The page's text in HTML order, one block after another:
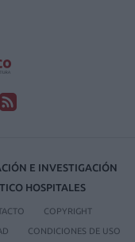
E INVESTIGACIÓN
HOSPITALES
COPYRIGHT
CONDICIONES DE USO